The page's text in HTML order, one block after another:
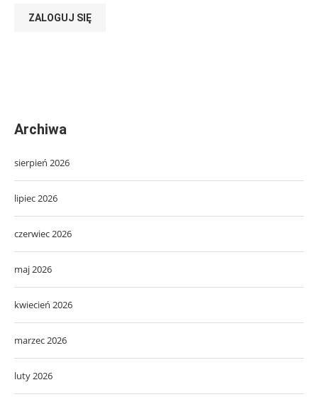
ZALOGUJ SIĘ
Archiwa
sierpień 2026
lipiec 2026
czerwiec 2026
maj 2026
kwiecień 2026
marzec 2026
luty 2026